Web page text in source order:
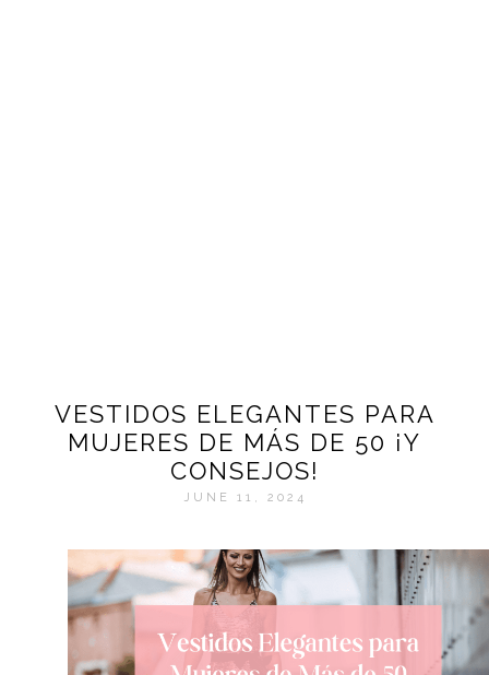
VESTIDOS ELEGANTES PARA
MUJERES DE MÁS DE 50 ¡Y
CONSEJOS!
JUNE 11, 2024